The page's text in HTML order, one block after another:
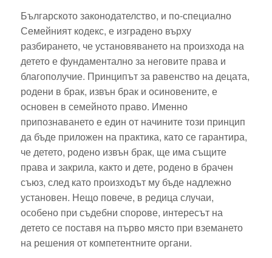
Българското законодателство, и по-специално
Семейният кодекс, е изградено върху
разбирането, че установяването на произхода на
детето е фундаментално за неговите права и
благополучие. Принципът за равенство на децата,
родени в брак, извън брак и осиновените, е
основен в семейното право. Именно
припознаването е един от начините този принцип
да бъде приложен на практика, като се гарантира,
че детето, родено извън брак, ще има същите
права и закрила, както и дете, родено в брачен
съюз, след като произходът му бъде надлежно
установен. Нещо повече, в редица случаи,
особено при съдебни спорове, интересът на
детето се поставя на първо място при вземането
на решения от компетентните органи.